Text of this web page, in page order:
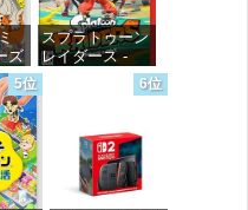
ズ
スプラトゥーン
レイダース -
Switch2
5位 6位